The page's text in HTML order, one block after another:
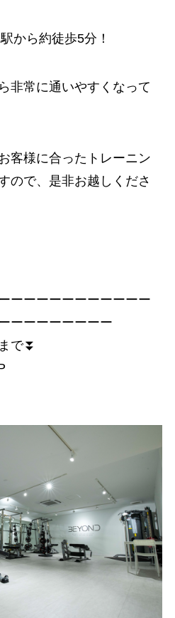
から約徒歩5分！
非常に通いやすくなって
客様に合ったトレーニン
ので、是非お越しくださ
ーーーーーーーーーーー
ーーーーーーーー
で⏬